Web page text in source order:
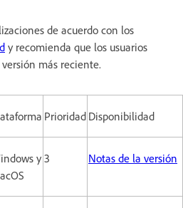
de acuerdo con los
y recomienda que los usuarios
más reciente.
Prioridad Disponibilidad
y3 Notas de la versión